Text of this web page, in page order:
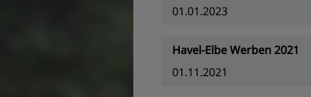
01.01.2023
Havel-Elbe Werben 2021
01.11.2021